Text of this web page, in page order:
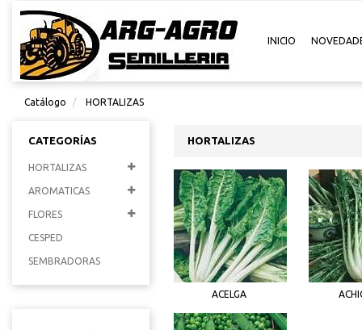
INICIO
Catálogo HORTALIZAS
CATEGORÍAS
HORTALIZAS
AROMATICAS
FLORES
CESPED
SEMBRADORAS
HORTALIZAS
ACELGA